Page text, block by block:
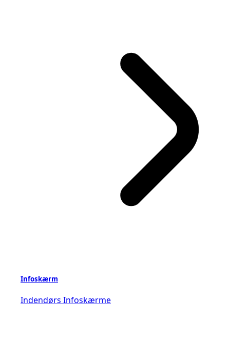
Infoskærm
Indendørs Infoskærme